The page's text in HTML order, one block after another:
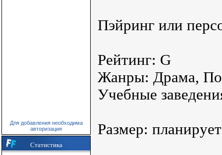
Для добавления необходима
авторизация
Статистика
Пэйринг или
Рейтинг: G
Жанры: Драма,
Учебные
Размер: